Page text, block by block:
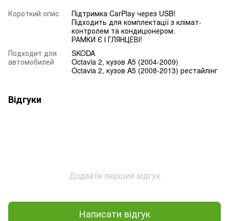
Короткий опис
Підтримка CarPlay через USB!
Підходить для комплектації з клімат-
контролем та кондиціонером.
РАМКИ Є І ГЛЯНЦЕВІ!
Подходит для
автомобилей
SKODA
Octavia 2, кузов A5 (2004-2009)
Octavia 2, кузов A5 (2008-2013) рестайлінг
Відгуки
Додайте перший відгук
Написати відгук